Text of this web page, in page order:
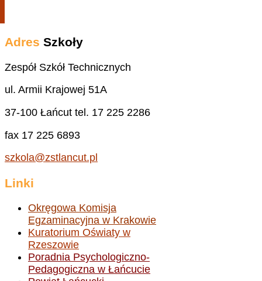
Adres Szkoły
Zespół Szkół Technicznych
ul. Armii Krajowej 51A
37-100 Łańcut tel. 17 225 2286
fax 17 225 6893
szkola@zstlancut.pl
Linki
Okręgowa Komisja
Egzaminacyjna w Krakowie
Kuratorium Oświaty w
Rzeszowie
Poradnia Psychologiczno-
Pedagogiczna w Łańcucie